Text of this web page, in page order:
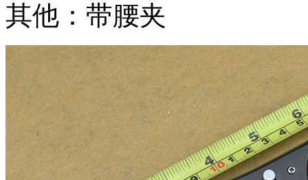
其他：带腰夹